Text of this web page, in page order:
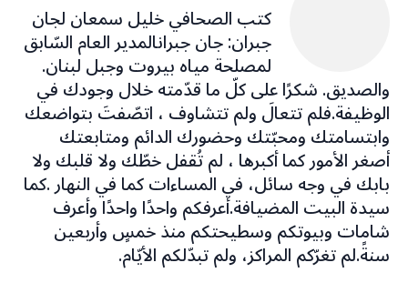
كتب الصحافي خليل سمعان لجان
جبران: جان جبرانالمدير العام السّابق
لمصلحة مياه بيروت وجبل لبنان.
والصديق. شكرًا على كلّ ما قدّمته خلال وجودك في
الوظيفة.فلم تتعالَ ولم تتشاوف ، اتصّفتَ بتواضعك
وابتسامتك ومحبّتك وحضورك الدائم ومتابعتك
أصغر الأمور كما أكبرها ، لم تُقفل خطّك ولا قلبك ولا
بابك في وجه سائل، في المساءات كما في النهار .كما
سيدة البيت المضيافة.أعرفكم واحدًا واحدًا وأعرف
شامات وبيوتكم وسطيحتكم منذ خمسٍ وأربعين
سنةً.لم تغرّكم المراكز، ولم تبدّلكم الأيّام.